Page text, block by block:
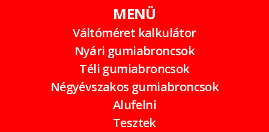
MENÜ
Váltóméret kalkulátor
Nyári gumiabroncsok
Téli gumiabroncsok
Négyévszakos gumiabroncsok
Alufelni
Tesztek